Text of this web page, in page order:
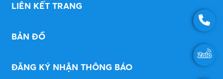
LIÊN KẾT TRANG
BẢN ĐỒ
ĐĂNG KÝ NHẬN THÔNG BÁO